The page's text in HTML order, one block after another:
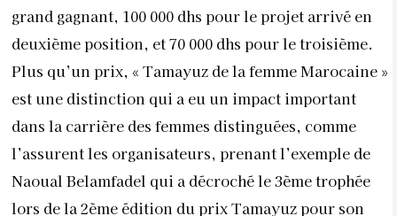
grand gagnant, 100 000 dhs pour le projet arrivé en
deuxième position, et 70 000 dhs pour le troisième.
Plus qu’un prix, « Tamayuz de la femme Marocaine »
est une distinction qui a eu un impact important
dans la carrière des femmes distinguées, comme
l’assurent les organisateurs, prenant l’exemple de
Naoual Belamfadel qui a décroché le 3èmetrophée
lors de la 2ème édition du prix Tamayuz pour son